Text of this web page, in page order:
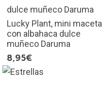
Lucky Plant, mini maceta
con albahaca dulce
muñeco Daruma
8,95€